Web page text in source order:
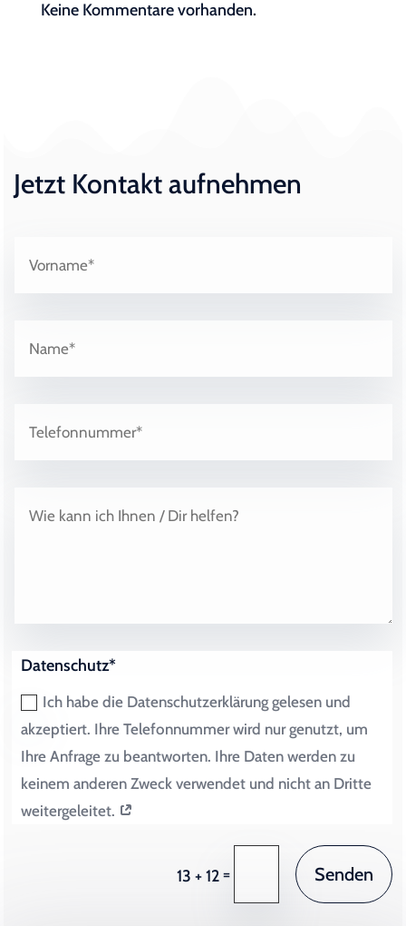
Keine Kommentare vorhanden.
Jetzt Kontakt aufnehmen
Datenschutz*
Ich habe die Datenschutzerklärung gelesen und
akzeptiert. Ihre Telefonnummer wird nur genutzt, um
Ihre Anfrage zu beantworten. Ihre Daten werden zu
keinem anderen Zweck verwendet und nicht an Dritte
weitergeleitet.
13 + 12 = Senden